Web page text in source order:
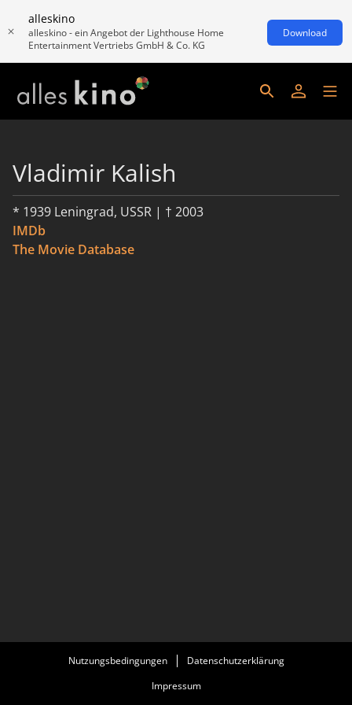
alleskino
alleskino - ein Angebot der Lighthouse Home
Entertainment Vertriebs GmbH & Co. KG
Download
Vladimir Kalish
* 1939 Leningrad, USSR | † 2003
IMDb
The Movie Database
Nutzungsbedingungen
Datenschutzerklärung
Impressum